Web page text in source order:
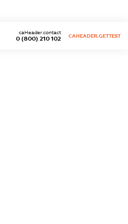
0 (800) 210 102
caHeader.contact
CAHEADER.GETTEST